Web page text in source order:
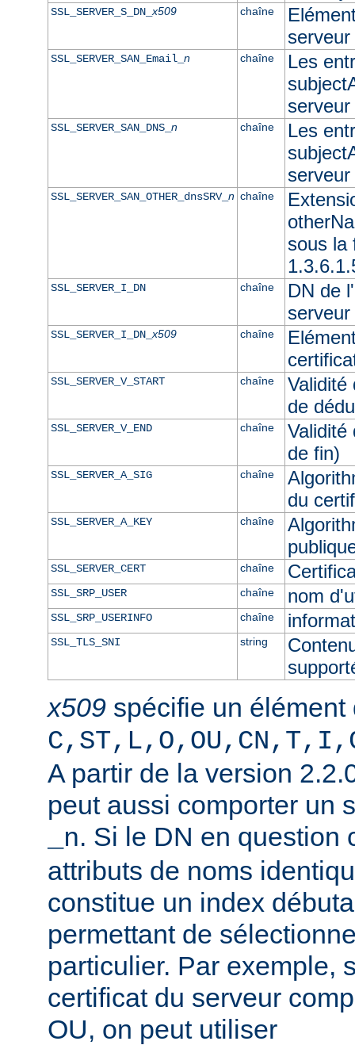
SSL_SERVER_S_DN_x509 chaîne
serveur
SSL_SERVER_SAN_Email_ n chaîne
Les
SSL_SERVER_SAN_DNS_ n chaîne
Les
SSL_SERVER_SAN_OTHER_dnsSRV_ n chaîne
sous la
SSL_SERVER_I_DN chaîne
DN de
serveur
SSL_SERVER_I_DN_x509 chaîne
SSL_SERVER_V_START chaîne
Validité
de
SSL_SERVER_V_END chaîne
Validité
de fin)
SSL_SERVER_A_SIG chaîne
du
SSL_SERVER_A_KEY chaîne
SSL_SERVER_CERT chaîne
SSL_SRP_USER chaîne nom
SSL_SRP_USERINFO chaîne
SSL_TLS_SNI string
x509 spécifie un
A partir de la version
peut aussi comporter un
_n. Si le DN en question
attributs de noms
constitue un index
permettant de
particulier. Par exemple,
certificat du serveur
OU, on peut utiliser